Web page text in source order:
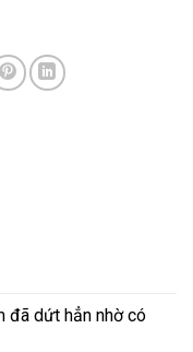
đã dứt hẳn nhờ có